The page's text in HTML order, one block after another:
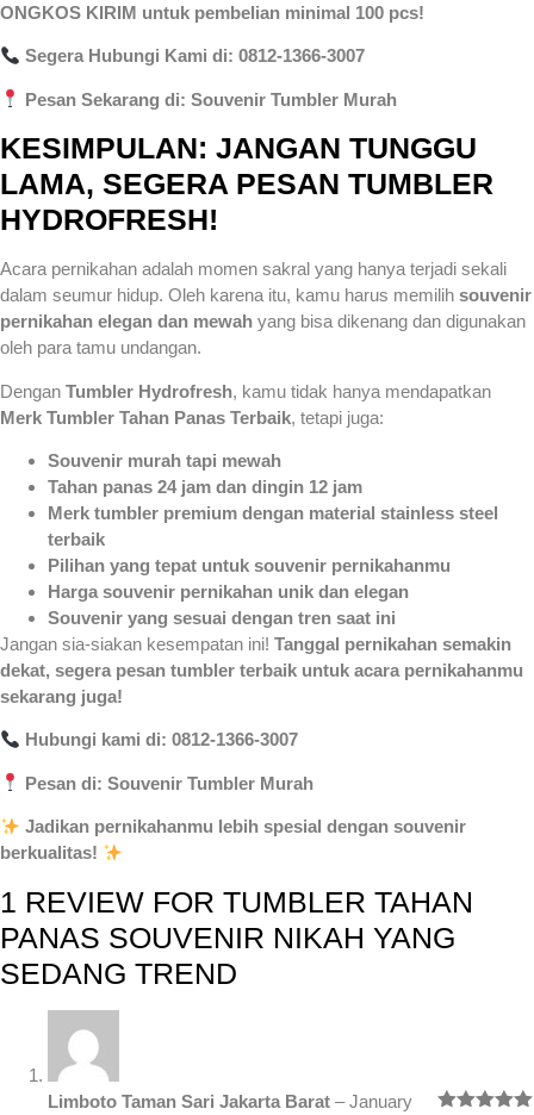
ONGKOS KIRIM untuk pembelian minimal 100 pcs!
Segera Hubungi Kami di: 0812-1366-3007
Pesan Sekarang di: Souvenir Tumbler Murah
KESIMPULAN: JANGAN TUNGGU
LAMA, SEGERA PESAN TUMBLER
HYDROFRESH!
Acara pernikahan adalah momen sakral yang hanya terjadi sekali
dalam seumur hidup. Oleh karena itu, kamu harus memilih souvenir
pernikahan elegan dan mewah yang bisa dikenang dan digunakan
oleh para tamu undangan.
Dengan Tumbler Hydrofresh, kamu tidak hanya mendapatkan
Merk Tumbler Tahan Panas Terbaik, tetapi juga:
Souvenir murah tapi mewah
Tahan panas 24 jam dan dingin 12 jam
Merk tumbler premium dengan material stainless steel
terbaik
Pilihan yang tepat untuk souvenir pernikahanmu
Harga souvenir pernikahan unik dan elegan
Souvenir yang sesuai dengan tren saat ini
Jangan sia-siakan kesempatan ini! Tanggal pernikahan semakin
dekat, segera pesan tumbler terbaik untuk acara pernikahanmu
sekarang juga!
Hubungi kami di: 0812-1366-3007
Pesan di: Souvenir Tumbler Murah
Jadikan pernikahanmu lebih spesial dengan souvenir
berkualitas!
1 REVIEW FOR TUMBLER TAHAN
PANAS SOUVENIR NIKAH YANG
SEDANG TREND
Limboto Taman Sari Jakarta Barat – January